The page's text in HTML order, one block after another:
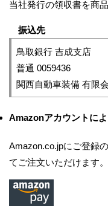
当社発行の領収書を商
振込先
鳥取銀行 吉成支店
普通 0059436
関西自動車装備 有限
Amazonアカウントに
Amazon.co.jpにご登録
てご注文いただけます。